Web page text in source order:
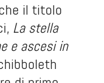
il titolo
La stella
e ascesi in